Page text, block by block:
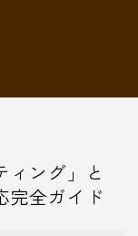
ィング」と
完全ガイド